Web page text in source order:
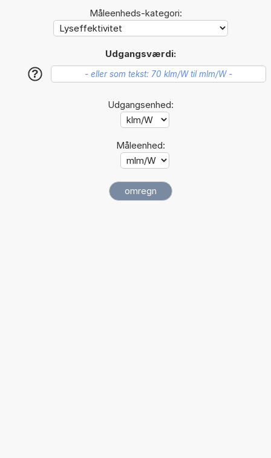
Måleenheds-kategori:
Udgangsværdi:
?
Udgangsenhed:
Måleenhed: